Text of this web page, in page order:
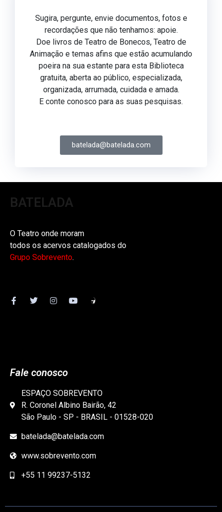
Sugira, pergunte, envie documentos, fotos e
recordações que não tenhamos: apoie.
Doe livros de Teatro de Bonecos, Teatro de
Animação e temas afins que estão acumulando
poeira na sua estante para esta Biblioteca
gratuita, aberta ao público, especializada,
organizada, arrumada, cuidada e amada.
E conte conosco para as suas pesquisas.
batelada@batelada.com
BATELADA
O Teatro onde moram
todos os acervos catalogados do
Grupo Sobrevento.
Fale conosco
ESPAÇO SOBREVENTO
R. Coronel Albino Bairão, 42
São Paulo - SP - BRASIL - 01528-020
batelada@batelada.com
www.sobrevento.com
+55 11 99237-5132